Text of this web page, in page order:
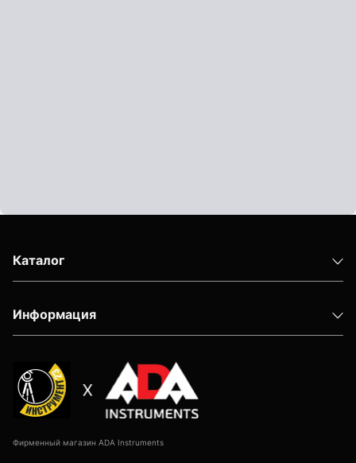
Фирменный магазин ADA Instruments
Каталог
Информация